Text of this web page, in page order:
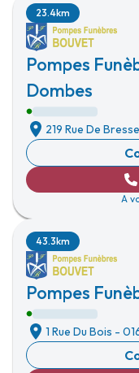
Pompes
Dombes
23.4km
219 Rue De Bresse
A
Pompes
43.3km
1 Rue Du Bois -